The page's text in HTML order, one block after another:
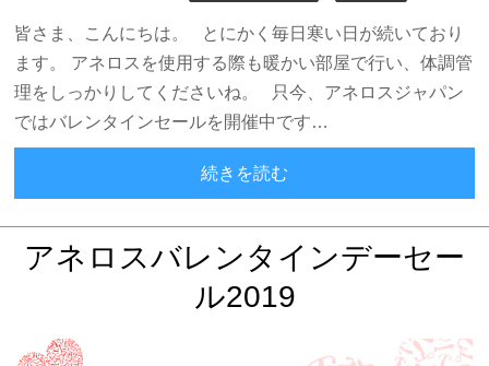
皆さま、こんにちは。 とにかく毎日寒い日が続いており
ます。 アネロスを使用する際も暖かい部屋で行い、体調管
理をしっかりしてくださいね。 只今、アネロスジャパン
ではバレンタインセールを開催中です…
続きを読む
アネロスバレンタインデーセー
ル2019